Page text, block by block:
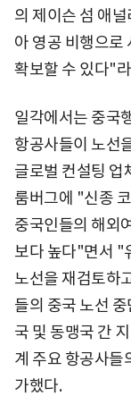
의 제이슨 섬 애
아 영공 비행으로
확보할 수 있다"
일각에서는 중국
항공사들이 노선
글로벌 컨설팅 업
룸버그에 "신종
중국인들의 해외
보다 높다"면서 "
노선을 재검토하
들의 중국 노선
국 및 동맹국 간
계 주요 항공사들
가했다.